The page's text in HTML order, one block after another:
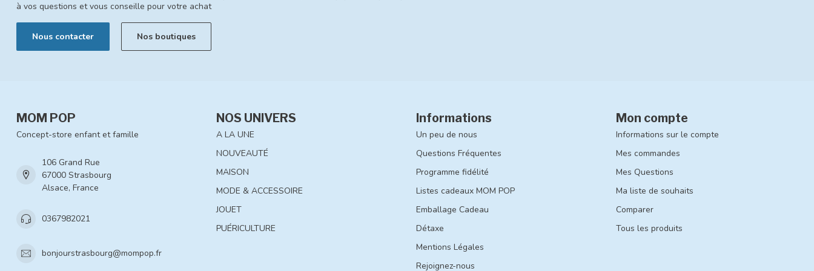
à vos questions et vous conseille pour votre achat
Nous contacter Nos boutiques
MOM POP
Concept-store enfant et famille
106 Grand Rue
67000 Strasbourg
Alsace, France
0367982021
bonjourstrasbourg@mompop.fr
NOS UNIVERS
A LA UNE
NOUVEAUTÉ
MAISON
MODE & ACCESSOIRE
JOUET
PUÉRICULTURE
Informations
Un peu de nous
Questions Fréquentes
Programme fidélité
Listes cadeaux MOM POP
Emballage Cadeau
Détaxe
Mentions Légales
Rejoignez-nous
Mon compte
Informations sur le compte
Mes commandes
Mes Questions
Ma liste de souhaits
Comparer
Tous les produits